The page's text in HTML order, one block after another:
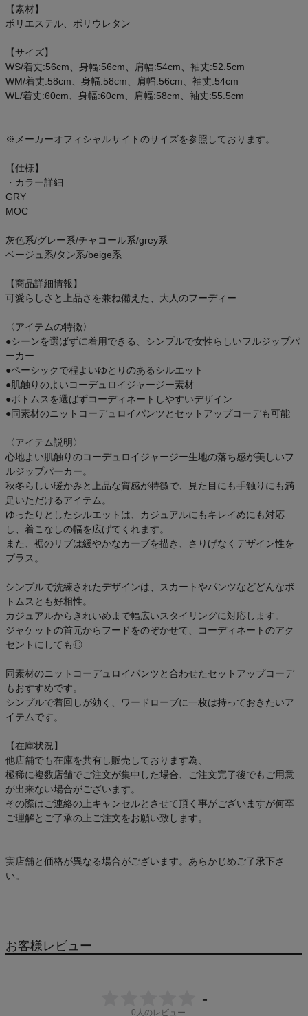
お気に入り
ご利用ガイド
クーポン一覧
商品レビュー
プロテイン・サプリメントまとめ買い
アウトレットセール
スタッフコーディネート
【素材】
ポリエステル、ポリウレタン
【サイズ】
WS/着丈:56cm、身幅:56cm、肩幅:54cm、袖丈:52.5cm
WM/着丈:58cm、身幅:58cm、肩幅:56cm、袖丈:54cm
WL/着丈:60cm、身幅:60cm、肩幅:58cm、袖丈:55.5cm
※メーカーオフィシャルサイトのサイズを参照しております。
【仕様】
・カラー詳細
GRY
MOC
灰色系/グレー系/チャコール系/grey系
ベージュ系/タン系/beige系
【商品詳細情報】
可愛らしさと上品さを兼ね備えた、大人のフーディー
〈アイテムの特徴〉
●シーンを選ばずに着用できる、シンプルで女性らしいフルジップパ
ーカー
●ベーシックで程よいゆとりのあるシルエット
●肌触りのよいコーデュロイジャージー素材
●ボトムスを選ばずコーディネートしやすいデザイン
●同素材のニットコーデュロイパンツとセットアップコーデも可能
〈アイテム説明〉
心地よい肌触りのコーデュロイジャージー生地の落ち感が美しいフ
ルジップパーカー。
秋冬らしい暖かみと上品な質感が特徴で、見た目にも手触りにも満
足いただけるアイテム。
ゆったりとしたシルエットは、カジュアルにもキレイめにも対応
し、着こなしの幅を広げてくれます。
また、裾のリブは緩やかなカーブを描き、さりげなくデザイン性を
プラス。
シンプルで洗練されたデザインは、スカートやパンツなどどんなボ
トムスとも好相性。
カジュアルからきれいめまで幅広いスタイリングに対応します。
ジャケットの首元からフードをのぞかせて、コーディネートのアク
セントにしても◎
同素材のニットコーデュロイパンツと合わせたセットアップコーデ
もおすすめです。
シンプルで着回しが効く、ワードローブに一枚は持っておきたいア
イテムです。
【在庫状況】
他店舗でも在庫を共有し販売しております為、
極稀に複数店舗でご注文が集中した場合、ご注文完了後でもご用意
が出来ない場合がございます。
その際はご連絡の上キャンセルとさせて頂く事がございますが何卒
ご理解とご了承の上ご注文をお願い致します。
実店舗と価格が異なる場合がございます。あらかじめご了承下さ
い。
お客様レビュー
-
0 人のレビュー